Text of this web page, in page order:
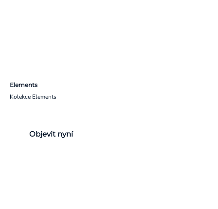
Elements
Kolekce Elements
Objevit nyní